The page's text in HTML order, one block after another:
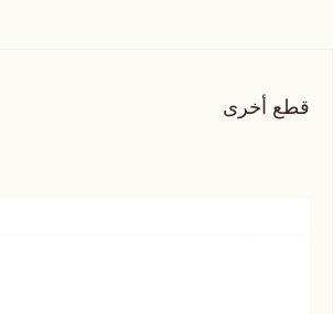
قطع أخرى